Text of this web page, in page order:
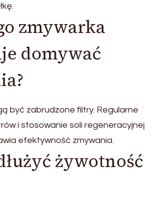
zmywarka
domywać
być zabrudzone filtry. Regularne
i stosowanie soli regeneracyjnej
efektywność zmywania.
żywotność